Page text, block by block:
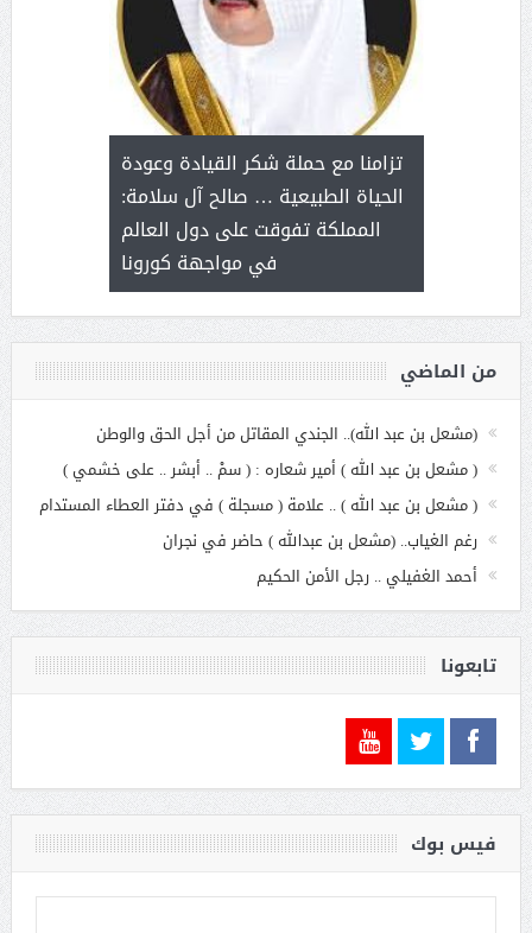
مع
بنت
تزامنا مع حملة شكر القيادة وعودة
الحياة الطبيعية … صالح آل سلامة:
المملكة تفوقت على دول العالم
في مواجهة كورونا
آل شرمه:
على برامج
هي أساس
من الماضي
(مشعل بن عبد الله).. الجندي المقاتل من أجل الحق والوطن
( مشعل بن عبد الله ) أمير شعاره : ( سمْ .. أبشر .. على خشمي )
( مشعل بن عبد الله ) .. علامة ( مسجلة ) في دفتر العطاء المستدام
رغم الغياب.. (مشعل بن عبدالله ) حاضر في نجران
أحمد الغفيلي .. رجل الأمن الحكيم
تابعونا
فيس بوك